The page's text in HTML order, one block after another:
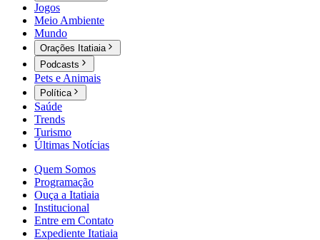
Jogos
Meio Ambiente
Mundo
Orações Itatiaia
Podcasts
Pets e Animais
Política
Saúde
Trends
Turismo
Últimas Notícias
Quem Somos
Programação
Ouça a Itatiaia
Institucional
Entre em Contato
Expediente Itatiaia